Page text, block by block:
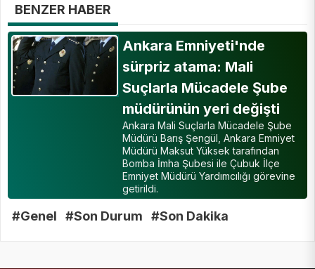
BENZER HABER
Ankara Emniyeti'nde
sürpriz atama: Mali
Suçlarla Mücadele Şube
müdürünün yeri değişti
Ankara Mali Suçlarla Mücadele Şube
Müdürü Barış Şengül, Ankara Emniyet
Müdürü Maksut Yüksek tarafından
Bomba İmha Şubesi ile Çubuk İlçe
Emniyet Müdürü Yardımcılığı görevine
getirildi.
#Genel #Son Durum #Son Dakika